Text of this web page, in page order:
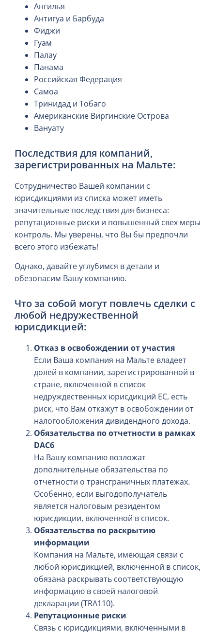
Ангилья
Антигуа и Барбуда
Фиджи
Гуам
Палау
Панама
Российская Федерация
Самоа
Тринидад и Тобаго
Американские Виргинские Острова
Вануату
Последствия для компаний,
зарегистрированных на Мальте:
Сотрудничество Вашей компании с
юрисдикциями из списка может иметь
значительные последствия для бизнеса:
репутационные риски и повышенный свех меры
контроль. Мы уверены, что Вы бы предпочли
всего этого избежать!
Однако, давайте углубимся в детали и
обезопасим Вашу компанию.
Что за собой могут повлечь сделки с
любой недружественной
юрисдикцией:
Отказ в освобождении от участия
Если Ваша компания на Мальте владеет
долей в компании, зарегистрированной в
стране, включенной в список
недруждественных юрисдикций ЕС, есть
риск, что Вам откажут в освобождении от
налогообложения дивидендного дохода.
Обязательства по отчетности в рамках
DAC6
На Вашу компанию возложат
дополнительные обязательства по
отчетности о трансграничных платежах.
Особенно, если выгодополучатель
является налоговым резидентом
юрисдикции, включенной в список.
Обязательства по раскрытию
информации
Компания на Мальте, имеющая связи с
любой юрисдикцией, включенной в список,
обязана раскрывать соответствующую
информацию в своей налоговой
декларации (TRA110).
Репутационные риски
Связь с юрисдикциями, включенными в